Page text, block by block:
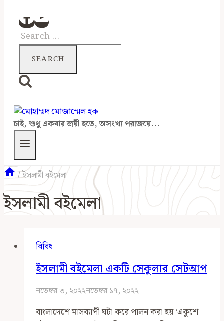
Search
for:
চাই, শুধু একবার জয়ী হতে, অসংখ্য পরাজয়ে...
/ইসলামী বইমেলা
ইসলামী বইমেলা
বিবিধ
ইসলামী বইমেলা একটি সেকুলার সেটআপ
নভেম্বর ৩, ২০২২নভেম্বর ১৭, ২০২২
বাংলাদেশে মাসব্যাপী ঘটা করে পালন করা হয় ‘একুশে